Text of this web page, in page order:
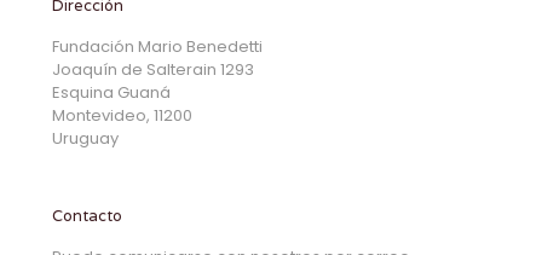
Dirección
Fundación Mario Benedetti
Joaquín de Salterain 1293
Esquina Guaná
Montevideo, 11200
Uruguay
Contacto